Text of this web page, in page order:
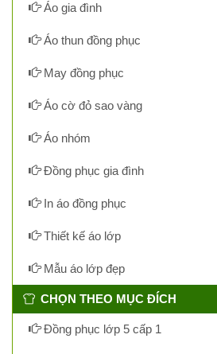
Áo gia đình
Áo thun đồng phục
May đồng phục
Áo cờ đỏ sao vàng
Áo nhóm
Đồng phục gia đình
In áo đồng phục
Thiết kế áo lớp
Mẫu áo lớp đẹp
CHỌN THEO MỤC ĐÍCH
Đồng phục lớp 5 cấp 1